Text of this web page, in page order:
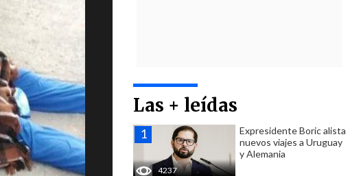
Las + leídas
4237
Expresidente Boric alista
nuevos viajes a Uruguay
y Alemania